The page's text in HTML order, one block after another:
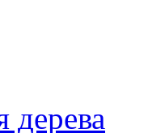
дерева